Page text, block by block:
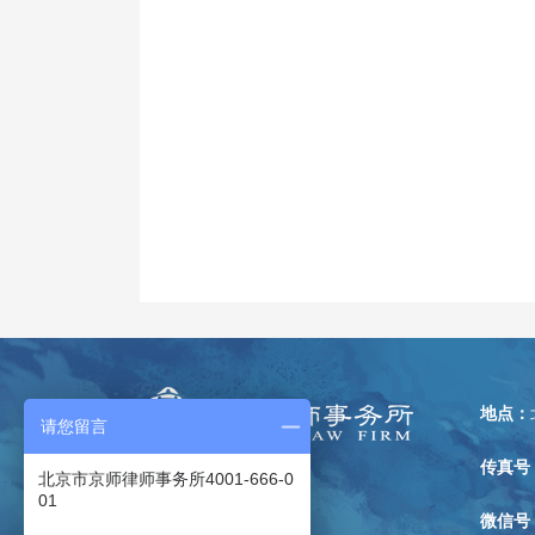
地点：
传真号
微信号
请您留言
北京市京师律师事务所4001-666-0
01